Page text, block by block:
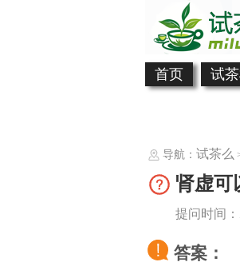
首页 试
导航： 试茶么
肾虚可
提问时间
答案：